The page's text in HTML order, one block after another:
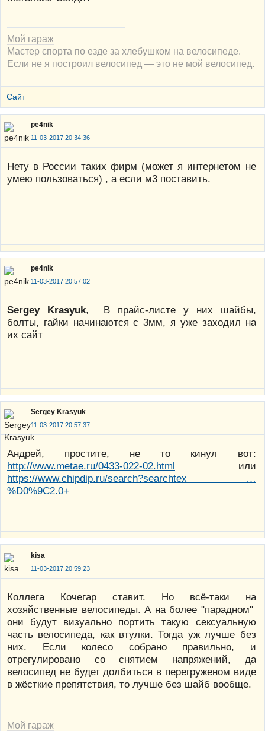
Мой гараж
Мастер спорта по езде за хлебушком на велосипеде.
Если не я построил велосипед — это не мой велосипед.
Сайт
pe4nik
11-03-2017 20:34:36
Нету в России таких фирм (может я интернетом не
умею пользоваться) , а если м3 поставить.
pe4nik
11-03-2017 20:57:02
Sergey Krasyuk, В прайс-листе у них шайбы,
болты, гайки начинаются с 3мм, я уже заходил на
их сайт
Sergey Krasyuk
11-03-2017 20:57:37
Андрей, простите, не то кинул вот:
http://www.metae.ru/0433-022-02.html или
https://www.chipdip.ru/search?searchtex …
%D0%9C2.0+
kisa
11-03-2017 20:59:23
Коллега Кочегар ставит. Но всё-таки на
хозяйственные велосипеды. А на более "парадном"
они будут визуально портить такую сексуальную
часть велосипеда, как втулки. Тогда уж лучше без
них. Если колесо собрано правильно, и
отрегулировано со снятием напряжений, да
велосипед не будет долбиться в перегруженом виде
в жёсткие препятствия, то лучше без шайб вообще.
Мой гараж